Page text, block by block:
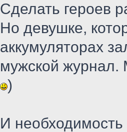
Сделать героев
Но девушке,
аккумуляторах
мужской журнал.
)
И